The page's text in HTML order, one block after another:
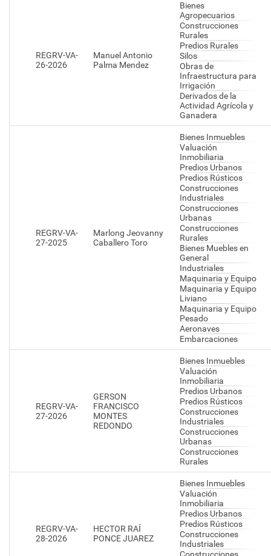
REGRV-VA-
26-2026
Manuel Antonio
Palma Mendez
Bienes
Agropecuarios
Construcciones
Rurales
Predios Rurales
Silos
Obras de
Infraestructura para
Irrigación
Derivados de la
Actividad Agrícola y
Ganadera
REGRV-VA-
27-2025
Marlong Jeovanny
Caballero Toro
Bienes Inmuebles
Valuación
Inmobiliaria
Predios Urbanos
Predios Rústicos
Construcciones
Industriales
Construcciones
Urbanas
Construcciones
Rurales
Bienes Muebles en
General
Industriales
Maquinaria y Equipo
Maquinaria y Equipo
Liviano
Maquinaria y Equipo
Pesado
Aeronaves
Embarcaciones
REGRV-VA-
27-2026
GERSON
FRANCISCO
MONTES
REDONDO
Bienes Inmuebles
Valuación
Inmobiliaria
Predios Urbanos
Predios Rústicos
Construcciones
Industriales
Construcciones
Urbanas
Construcciones
Rurales
REGRV-VA-
28-2026
HECTOR RAÍ
PONCE JUAREZ
Bienes Inmuebles
Valuación
Inmobiliaria
Predios Urbanos
Predios Rústicos
Construcciones
Industriales